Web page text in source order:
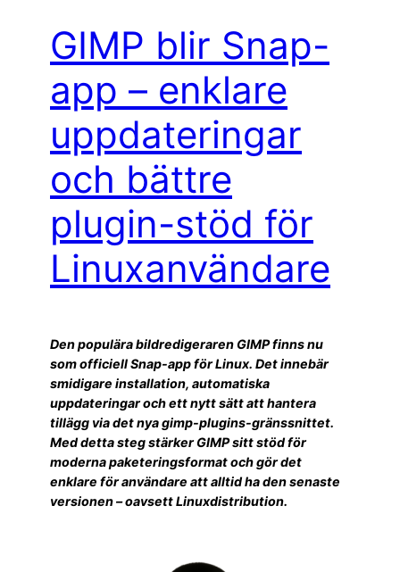
GIMP blir Snap-
app – enklare
uppdateringar
och bättre
plugin-stöd för
Linuxanvändare
Den populära bildredigeraren GIMP finns nu
som officiell Snap-app för Linux. Det innebär
smidigare installation, automatiska
uppdateringar och ett nytt sätt att hantera
tillägg via det nya gimp-plugins-gränssnittet.
Med detta steg stärker GIMP sitt stöd för
moderna paketeringsformat och gör det
enklare för användare att alltid ha den senaste
versionen – oavsett Linuxdistribution.